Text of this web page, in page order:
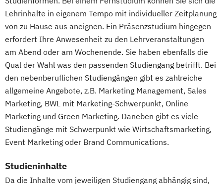
Lehrinhalte in eigenem Tempo mit individueller Zeitplanung
von zu Hause aus aneignen. Ein Präsenzstudium hingegen
erfordert Ihre Anwesenheit zu den Lehrveranstaltungen
am Abend oder am Wochenende. Sie haben ebenfalls die
Qual der Wahl was den passenden Studiengang betrifft. Bei
den nebenberuflichen Studiengängen gibt es zahlreiche
allgemeine Angebote, z.B. Marketing Management, Sales
Marketing, BWL mit Marketing-Schwerpunkt, Online
Marketing und Green Marketing. Daneben gibt es viele
Studiengänge mit Schwerpunkt wie Wirtschaftsmarketing,
Event Marketing oder Brand Communications.
Studieninhalte
Da die Inhalte vom jeweiligen Studiengang abhängig sind,